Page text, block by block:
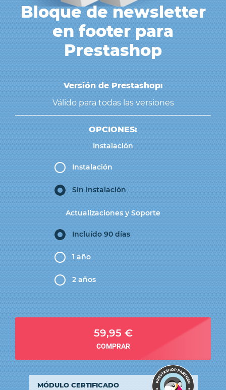
Bloque de newsletter
en footer para
Prestashop
Versión de Prestashop:
Válido para todas las versiones
OPCIONES:
Instalación
Instalación
Sin instalación
Actualizaciones y Soporte
Incluído 90 días
1 año
2 años
59,95 €
COMPRAR
MÓDULO CERTIFICADO